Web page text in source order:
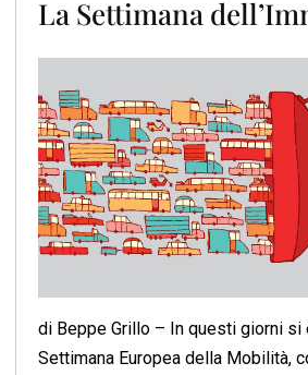
La Settimana
di Beppe Grillo – In questi giorni si
Settimana Europea della Mobilità,